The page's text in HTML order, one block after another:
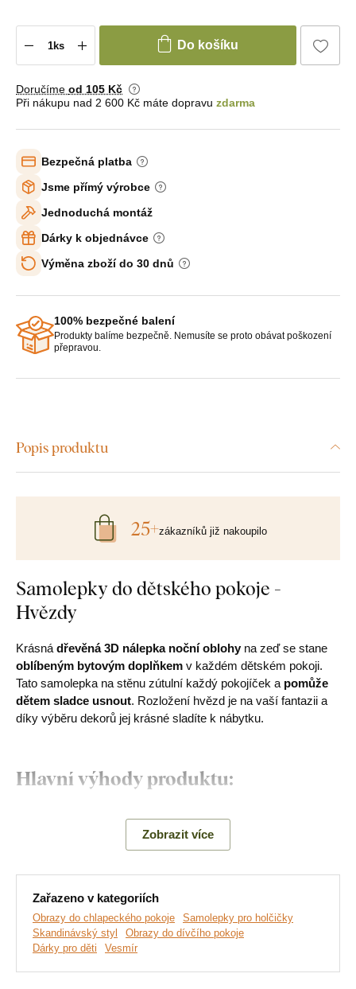
Do košíku
Doručíme od 105 Kč
Při nákupu nad 2 600 Kč máte dopravu zdarma
Bezpečná platba
Jsme přímý výrobce
Jednoduchá montáž
Dárky k objednávce
Výměna zboží do 30 dnů
100% bezpečné balení
Produkty balíme bezpečně. Nemusíte se proto obávat poškození
přepravou.
Popis produktu
Samolepky do dětského pokoje -
Hvězdy
Krásná dřevěná 3D nálepka noční oblohy na zeď se stane
oblíbeným bytovým doplňkem v každém dětském pokoji.
Tato samolepka na stěnu zútulní každý pokojíček a pomůže
dětem sladce usnout. Rozložení hvězd je na vaší fantazii a
díky výběru dekorů jej krásné sladíte k nábytku.
Hlavní výhody produktu:
Jednoduchá montáž na stěnu
Dřevěný 3 mm silný materiál
Levná dekorace
Rozměry a počet hvězd v balení:
Zobrazit více
25+zákazníků již nakoupilo
Zařazeno v kategoriích
Obrazy do chlapeckého pokoje
Samolepky pro holčičky
Skandinávský styl
Obrazy do dívčího pokoje
Dárky pro děti
Vesmír